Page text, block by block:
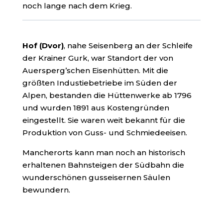
noch lange nach dem Krieg.
Hof (Dvor), nahe Seisenberg an der Schleife
der Krainer Gurk, war Standort der von
Auersperg’schen Eisenhütten. Mit die
größten Industiebetriebe im Süden der
Alpen, bestanden die Hüttenwerke ab 1796
und wurden 1891 aus Kostengründen
eingestellt. Sie waren weit bekannt für die
Produktion von Guss- und Schmiedeeisen.
Mancherorts kann man noch an historisch
erhaltenen Bahnsteigen der Südbahn die
wunderschönen gusseisernen Säulen
bewundern.